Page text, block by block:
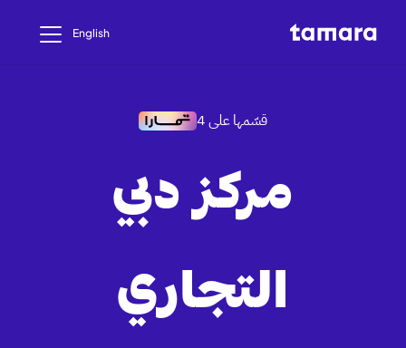
English
قسّمها على 4
مركز دبي
التجاري